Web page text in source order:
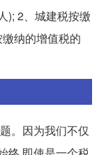
); 2、城建税按缴
纳的增值税的
。因为我们不仅